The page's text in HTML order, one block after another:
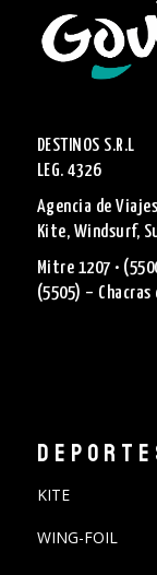
DESTINOS S.R.L
LEG. 4326
Agencia de
Kite, Windsurf,
Mitre 1207 •
(5505) –
KITE
WING-FOIL